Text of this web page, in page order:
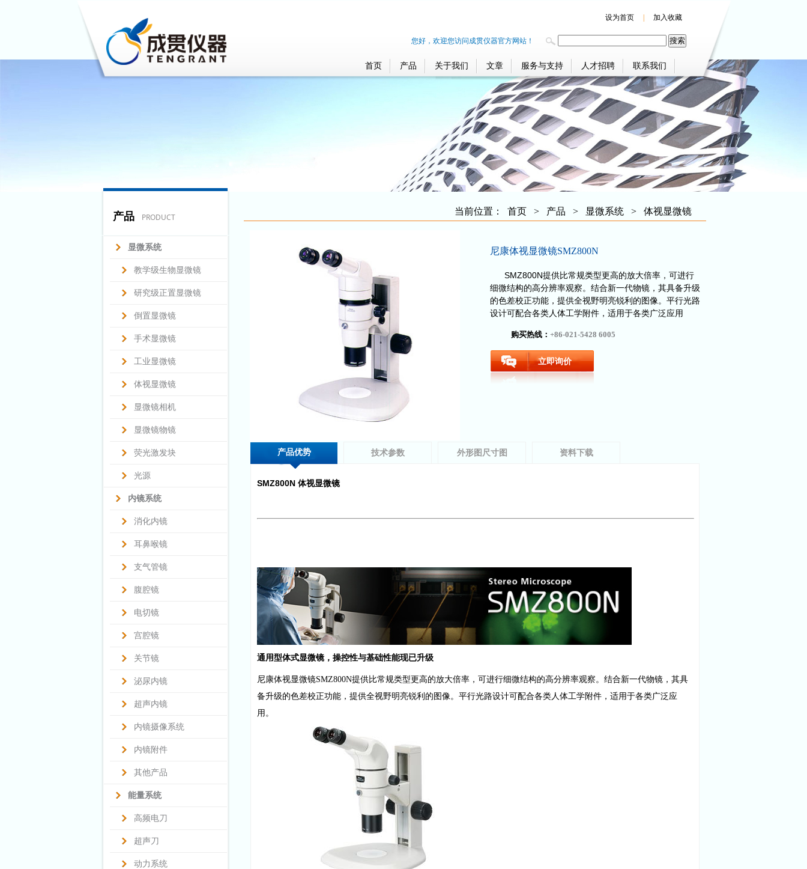
设为首页 加入收藏
您好，欢迎您访问成贯仪器官方网站！
首页 产品 关于我们 文章 服务与支持 人才招聘 联系我们
产品 PRODUCT
显微系统
教学级生物显微镜
研究级正置显微镜
倒置显微镜
手术显微镜
工业显微镜
体视显微镜
显微镜相机
显微镜物镜
荧光激发块
光源
内镜系统
消化内镜
耳鼻喉镜
支气管镜
腹腔镜
电切镜
宫腔镜
关节镜
泌尿内镜
超声内镜
内镜摄像系统
内镜附件
其他产品
能量系统
高频电刀
超声刀
动力系统
当前位置： 首页 > 产品 > 显微系统 > 体视显微镜
尼康体视显微镜SMZ800N
SMZ800N提供比常规类型更高的放大倍率，可进行
细微结构的高分辨率观察。结合新一代物镜，其具备升级
的色差校正功能，提供全视野明亮锐利的图像。平行光路
设计可配合各类人体工学附件，适用于各类广泛应用
购买热线： +86-021-5428 6005
立即询价
产品优势 技术参数 外形图尺寸图 资料下载
SMZ800N 体视显微镜
通用型体式显微镜，操控性与基础性能现已升级
尼康体视显微镜SMZ800N提供比常规类型更高的放大倍率，可进行细微结构的高分辨率观察。结合新一代物镜，其具
备升级的色差校正功能，提供全视野明亮锐利的图像。平行光路设计可配合各类人体工学附件，适用于各类广泛应
用。